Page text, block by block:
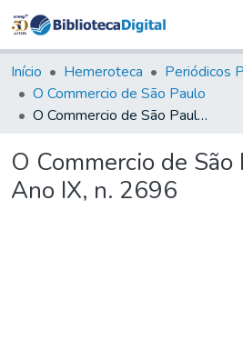
&
Coleções
Tudo na
Biblioteca
Início Hemeroteca
Periódicos
O Commercio de São Paulo
O Commercio de São Paulo, 1901, Ano IX, n. 2696
O Commercio de
Ano IX, n. 2696